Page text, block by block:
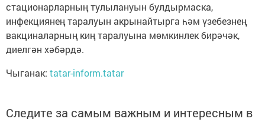
стационарларның тулылануын булдырмаска,
инфекциянең таралуын акрынайтырга һәм үзебезнең
вакциналарның киң таралуына мөмкинлек бирәчәк,
диелгән хәбәрдә.
Чыганак: tatar-inform.tatar
Следите за самым важным и интересным в